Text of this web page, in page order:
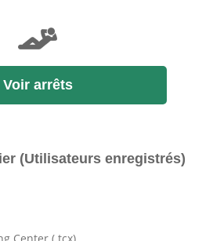
Voir arrêts
(Utilisateurs enregistrés)